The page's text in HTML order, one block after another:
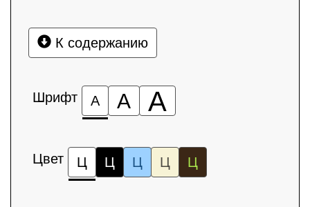
К содержанию
Шрифт А А А
Цвет Ц Ц Ц Ц Ц